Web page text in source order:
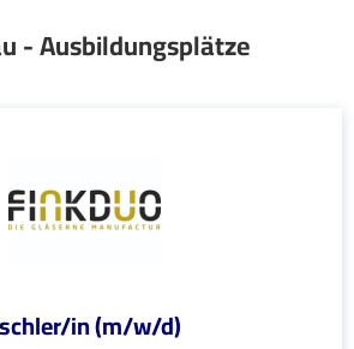
- Ausbildungsplätze
in (m/w/d)